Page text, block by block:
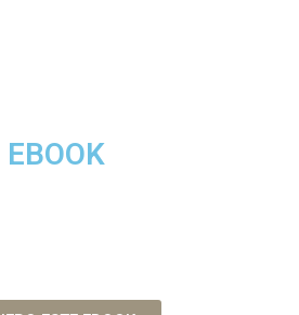
EBOOK
25€